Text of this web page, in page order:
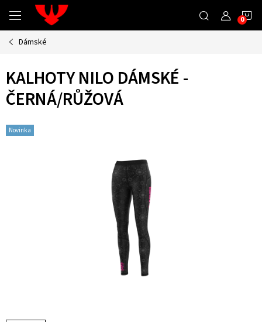
obsah
Dámské
KALHOTY NILO DÁMSKÉ -
ČERNÁ/RŮŽOVÁ
Novinka